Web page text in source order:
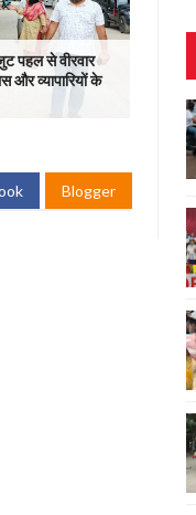
पहल से वीरवार
और व्यापारियों के
Blogger